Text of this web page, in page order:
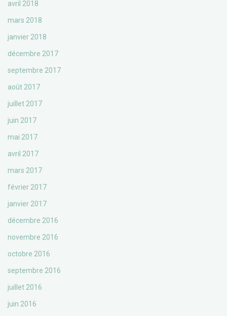
avril 2018
mars 2018
janvier 2018
décembre 2017
septembre 2017
août 2017
juillet 2017
juin 2017
mai 2017
avril 2017
mars 2017
février 2017
janvier 2017
décembre 2016
novembre 2016
octobre 2016
septembre 2016
juillet 2016
juin 2016